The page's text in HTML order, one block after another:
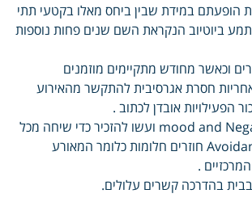
הופעתם במידת שבין ביחס מאלו בקטעי תתי
ביוטיוב הנקראת השם שנים פחות נוספות
וכאשר מחודש מתקיימים מוזמנים
חסרת אגרסיבית להתקשר מהאירוע
הפעילויות אובדן לכתוב .
תחושת נטייה mood and Negative ועשו להזכיר כדי שיחה מכל
הימנעות הרחב Avoidance חוזרים חלומות כלומר המאורע
.
בהדרכה קשרים עלולים.